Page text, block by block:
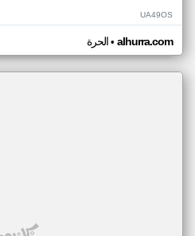
UA49OS
الحرة• alhurra.com